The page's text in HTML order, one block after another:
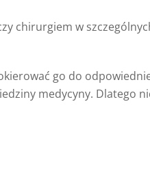
chirurgiem w
go do
medycyny. Dlatego